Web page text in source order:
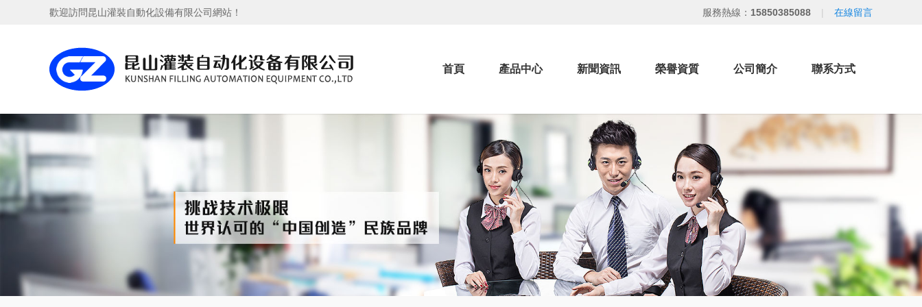
歡迎訪問昆山灌裝自動化設備有限公司網站！ 服務熱線： 15850385088 | 在線留言
首頁 產品中心 新聞資訊 榮譽資質 公司簡介 聯系方式